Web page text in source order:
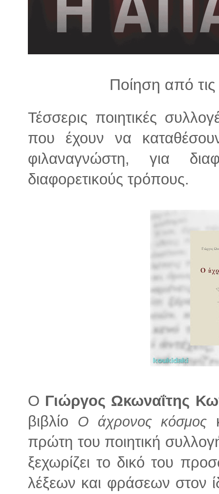
Ποίηση από τις
Τέσσερις ποιητικές
που έχουν να
φιλαναγνώστη, για
διαφορετικούς τρόπους.
Ο Γιώργος Ωκωναΐτης
βιβλίο Ο άχρονος κόσμος
πρώτη του ποιητική
ξεχωρίζει το δικό του
λέξεων και φράσεων στον